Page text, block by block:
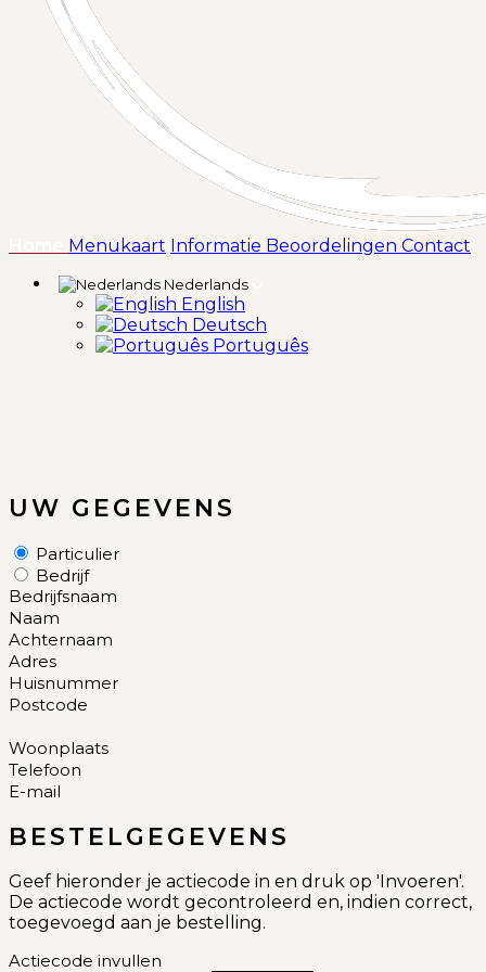
(huidige)
Menukaart Informatie Beoordelingen Contact
Nederlands
English
Deutsch
Português
UW GEGEVENS
Particulier
Bedrijf
Bedrijfsnaam
Naam
Achternaam
Adres
Huisnummer
Postcode
Woonplaats
Telefoon
E-mail
BESTELGEGEVENS
Geef hieronder je actiecode in en druk op 'Invoeren'.
De actiecode wordt gecontroleerd en, indien correct,
toegevoegd aan je bestelling.
Actiecode invullen